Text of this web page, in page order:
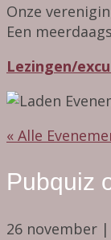
Onze
Een
Lezingen/
« Alle
Pubquiz
26 november |